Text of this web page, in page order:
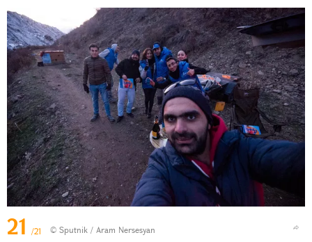
21 /21 © Sputnik / Aram Nersesyan